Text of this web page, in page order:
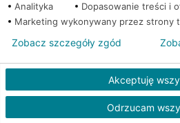
© 2026 Credit Agricole Bank Polska S.A.
Analityka
Dopasowanie treści i
Marketing wykonywany przez strony
Akceptuję
Odrzucam
Zobacz szczegóły zgód